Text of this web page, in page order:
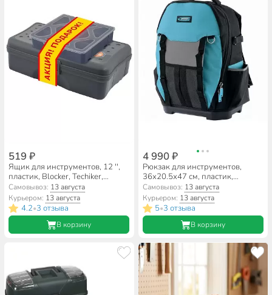
519 ₽
Ящик для инструментов, 12 '',
пластик, Blocker, Techiker,
пластиковый замок, +
органайзер, BR6675СРСВЦОР
Самовывоз: 13 августа
Курьером: 13 августа
4.2•3 отзыва
В корзину
4 990 ₽
Рюкзак для инструментов,
36х20.5х47 см, пластик,
текстиль, Gross, Experte, 77
карманов, 90270
Самовывоз: 13 августа
Курьером: 13 августа
5•3 отзыва
В корзину